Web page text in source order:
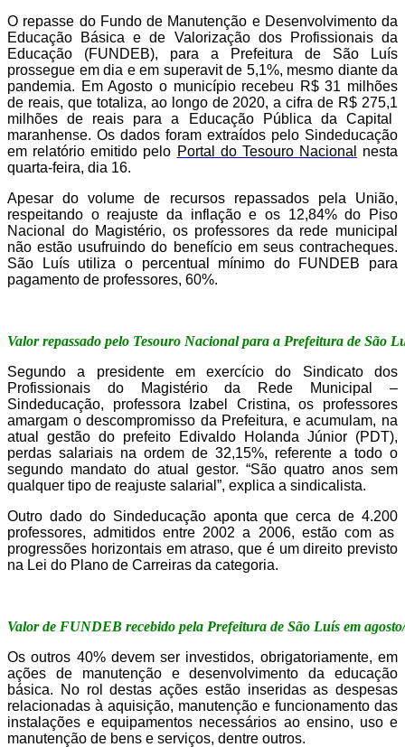
O repasse do Fundo de Manutenção e Desenvolvimento da
Educação Básica e de Valorização dos Profissionais da
Educação (FUNDEB), para a Prefeitura de São Luís
prossegue em dia e em superavit de 5,1%, mesmo diante da
pandemia. Em Agosto o município recebeu R$31 milhões
de reais, que totaliza, ao longo de 2020, a cifra de R$ 275,1
milhões de reais para a Educação Pública da Capital
maranhense. Os dados foram extraídos pelo Sindeducação
em relatório emitido pelo Portal do Tesouro Nacional
nesta
quarta-feira, dia 16.
Apesar do volume de recursos repassados pela União,
respeitando o reajuste da inflação e os 12,84%do Piso
Nacional do Magistério, os professores da rede municipal
não estão usufruindo do benefício em seus contracheques.
São Luís utiliza o percentual mínimo do FUNDEB para
pagamento de professores, 60%.
Valor repassado pelo Tesouro Nacional para a Prefeitura de São
Segundo a presidente em exercíciodo Sindicato dos
Profissionais do Magistério da Rede Municipal –
Sindeducação, professora
Izabel Cristina, os professores
amargam o descompromisso da Prefeitura, e acumulam, na
atual gestão do prefeito Edivaldo Holanda Júnior (PDT),
perdas salariais na ordem de 32,15%, referente a todo o
segundo mandato do atual gestor. “São quatro anos sem
qualquer tipo de reajuste salarial”, explica a sindicalista.
Outro dado do Sindeducação aponta que cerca de 4.200
professores,admitidos entre 2002 a 2006, estão com as
progressões horizontais em atraso, que é um direito previsto
na Lei do Plano de Carreiras da categoria.
Valor de FUNDEB recebido pela Prefeitura de São Luís em
Os outros 40% devem ser investidos, obrigatoriamente, em
ações de manutenção e desenvolvimento da educação
básica. No rol destas ações estão inseridas as despesas
relacionadas à aquisição, manutenção e funcionamento das
instalações e equipamentos necessários ao ensino, uso e
manutenção de bens e serviços, dentre outros.